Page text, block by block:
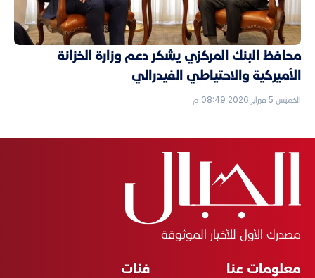
محافظ البنك المركزي يشكر دعم وزارة الخزانة
الأميركية والاحتياطي الفيدرالي
الخميس 5 فبراير 2026 08:49 م
مصدرك الأول للأخبار الموثوقة
معلومات عنا فئات